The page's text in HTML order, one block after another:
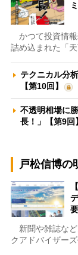
かつて投資情報
詰め込まれた「
テクニカル分
【第10回】
不透明相場に
長！」【第9回】
戸松信博の
新聞や雑誌など
クアドバイザー